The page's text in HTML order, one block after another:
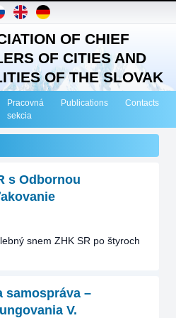
OF CHIEF
OF CITIES AND
OF THE SLOVAK
Pracovná
sekcia
Publications Contacts
s Odbornou
snem ZHK SR po štyroch
samospráva –
V.